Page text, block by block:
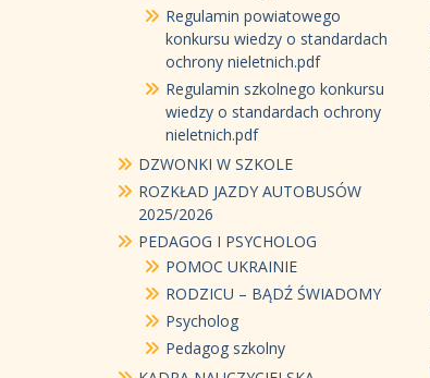
Regulamin powiatowego
konkursu wiedzy o standardach
ochrony nieletnich.pdf
Regulamin szkolnego konkursu
wiedzy o standardach ochrony
nieletnich.pdf
DZWONKI W SZKOLE
ROZKŁAD JAZDY AUTOBUSÓW
2025/2026
PEDAGOG I PSYCHOLOG
POMOC UKRAINIE
RODZICU – BĄDŹ ŚWIADOMY
Psycholog
Pedagog szkolny